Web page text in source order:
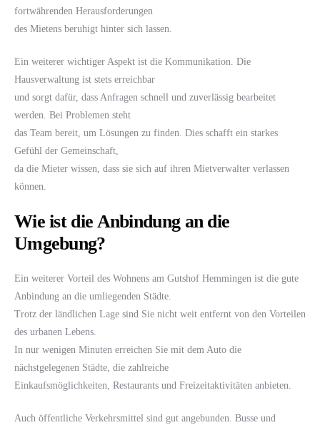
fortwährenden Herausforderungen
des Mietens beruhigt hinter sich lassen.
Ein weiterer wichtiger Aspekt ist die Kommunikation. Die
Hausverwaltung ist stets erreichbar
und sorgt dafür, dass Anfragen schnell und zuverlässig bearbeitet
werden. Bei Problemen steht
das Team bereit, um Lösungen zu finden. Dies schafft ein starkes
Gefühl der Gemeinschaft,
da die Mieter wissen, dass sie sich auf ihren Mietverwalter verlassen
können.
Wie ist die Anbindung an die
Umgebung?
Ein weiterer Vorteil des Wohnens am Gutshof Hemmingen ist die gute
Anbindung an die umliegenden Städte.
Trotz der ländlichen Lage sind Sie nicht weit entfernt von den Vorteilen
des urbanen Lebens.
In nur wenigen Minuten erreichen Sie mit dem Auto die
nächstgelegenen Städte, die zahlreiche
Einkaufsmöglichkeiten, Restaurants und Freizeitaktivitäten anbieten.
Auch öffentliche Verkehrsmittel sind gut angebunden. Busse und